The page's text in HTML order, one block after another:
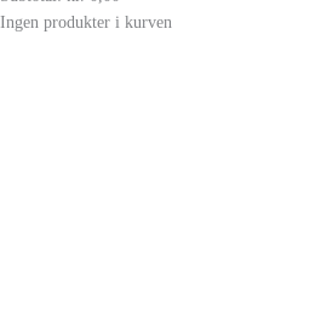
Ingen produkter i kurven